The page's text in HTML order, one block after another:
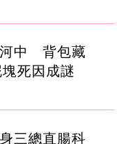
河中 背包藏
死因成謎
三總直腸科